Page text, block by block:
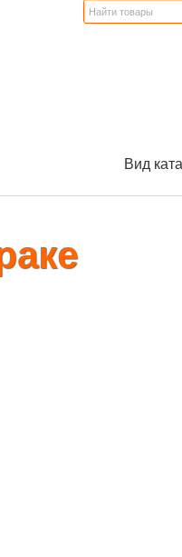
Вид